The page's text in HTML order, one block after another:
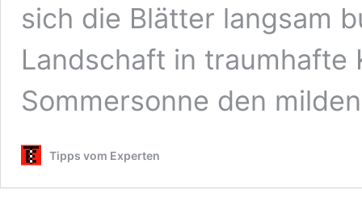
sich die Blätter langsam
Landschaft in traumhafte
Sommersonne den
Tipps vom Experten